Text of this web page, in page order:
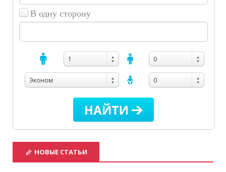
В одну сторону
1 0
Эконом 0
НОВЫЕ СТАТЬИ